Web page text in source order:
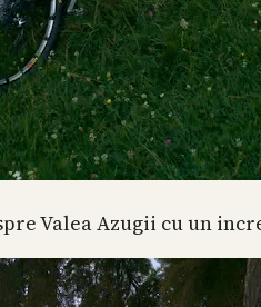
Valea Azugii cu un